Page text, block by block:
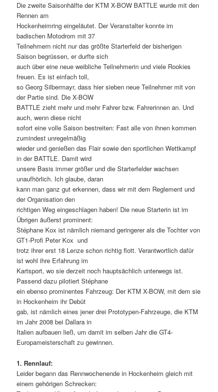
Die zweite Saisonhälfte der KTM X-BOW BATTLE wurde mit den
Rennen am
Hockenheimring eingeläutet. Der Veranstalter konnte im
badischen Motodrom mit 37
Teilnehmern nicht nur das größte Starterfeld der bisherigen
Saison begrüssen, er durfte sich
auch über eine neue weibliche Teilnehmerin und viele Rookies
freuen. Es ist einfach toll,
so Georg Silbermayr, dass hier sieben neue Teilnehmer mit von
der Partie sind. Die X-BOW
BATTLE zieht mehr und mehr Fahrer bzw. Fahrerinnen an. Und
auch, wenn diese nicht
sofort eine volle Saison bestreiten: Fast alle von ihnen kommen
zumindest unregelmäßig
wieder und genießen das Flair sowie den sportlichen Wettkampf
in der BATTLE. Damit wird
unsere Basis immer größer und die Starterfelder wachsen
unaufhörlich. Ich glaube, daran
kann man ganz gut erkennen, dass wir mit dem Reglement und
der Organisation den
richtigen Weg eingeschlagen haben! Die neue Starterin ist im
Übrigen äußerst prominent:
Stéphane Kox ist nämlich niemand geringerer als die Tochter von
GT1-Profi Peter Kox  und
trotz ihrer erst 18 Lenze schon richtig flott. Verantwortlich dafür
ist wohl ihre Erfahrung im
Kartsport, wo sie derzeit noch hauptsächlich unterwegs ist.
Passend dazu pilotiert Stéphane
ein ebenso prominentes Fahrzeug: Der KTM X-BOW, mit dem sie
in Hockenheim ihr Debüt
gab, ist nämlich eines jener drei Prototypen-Fahrzeuge, die KTM
im Jahr 2008 bei Dallara in
Italien aufbauen ließ, um damit im selben Jahr die GT4-
Europameisterschaft zu gewinnen.
1. Rennlauf:
Leider begann das Rennwochenende in Hockenheim gleich mit
einem gehörigen Schrecken: